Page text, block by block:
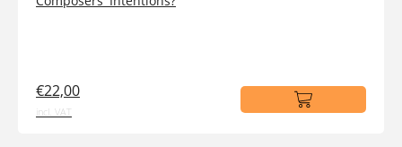
€22,00
incl. VAT